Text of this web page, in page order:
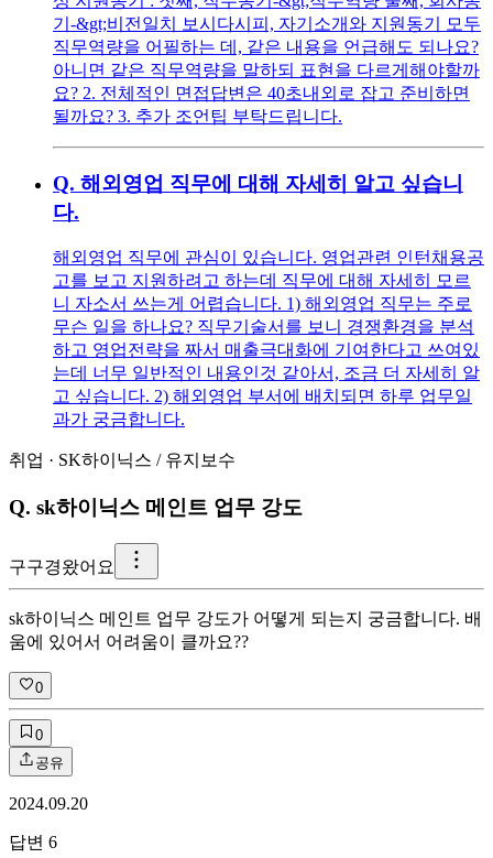
기-&gt;비전일치 보시다시피, 자기소개와 지원동기 모두
직무역량을 어필하는 데, 같은 내용을 언급해도 되나요?
아니면 같은 직무역량을 말하되 표현을 다르게해야할까
요? 2. 전체적인 면접답변은 40초내외로 잡고 준비하면
될까요? 3. 추가 조언팁 부탁드립니다.
Q. 해외영업 직무에 대해 자세히 알고 싶습니
다.
해외영업 직무에 관심이 있습니다. 영업관련 인턴채용공
고를 보고 지원하려고 하는데 직무에 대해 자세히 모르
니 자소서 쓰는게 어렵습니다. 1) 해외영업 직무는 주로
무슨 일을 하나요? 직무기술서를 보니 경쟁환경을 분석
하고 영업전략을 짜서 매출극대화에 기여한다고 쓰여있
는데 너무 일반적인 내용인것 같아서, 조금 더 자세히 알
고 싶습니다. 2) 해외영업 부서에 배치되면 하루 업무일
과가 궁금합니다.
취업 · SK하이닉스 / 유지보수
Q. sk하이닉스 메인트 업무 강도
구구경왔어요
sk하이닉스 메인트 업무 강도가 어떻게 되는지 궁금합니다. 배
움에 있어서 어려움이 클까요??
0
0
공유
2024.09.20
답변 6